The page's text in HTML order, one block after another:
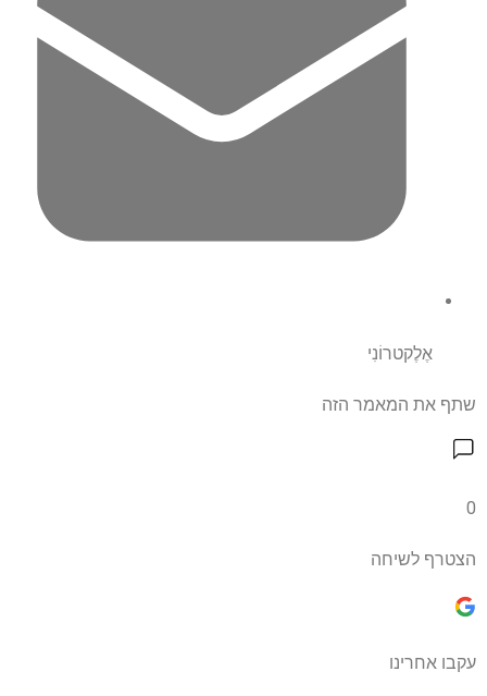
אֶלֶקטרוֹנִי
שתף את המאמר הזה
0
הצטרף לשיחה
עקבו אחרינו